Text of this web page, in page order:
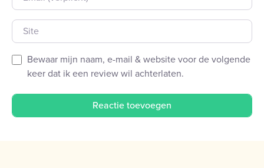
Site
Bewaar mijn naam, e-mail & website voor de volgende
keer dat ik een review wil achterlaten.